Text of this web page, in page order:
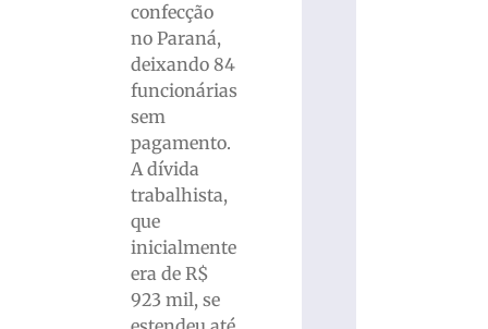
confecção
no Paraná,
deixando 84
funcionárias
sem
pagamento.
A dívida
trabalhista,
que
inicialmente
era de R$
923 mil, se